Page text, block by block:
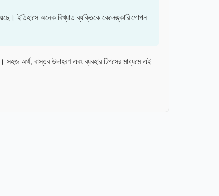
ইতিহাসে অনেক বিখ্যাত ব্যক্তিকে কেলেঙ্কারি গোপন
অর্থ, বাস্তব উদাহরণ এবং ব্যবহার টিপসের মাধ্যমে এই